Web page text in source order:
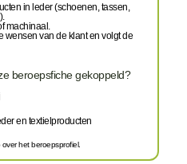
in leder (schoenen, tassen,
machinaal.
wensen van de klant en volgt de
beroepsfiche gekoppeld?
en textielproducten
het beroepsprofiel.